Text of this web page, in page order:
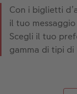
Con i biglietti
il tuo
Scegli il tuo
gamma di tipi